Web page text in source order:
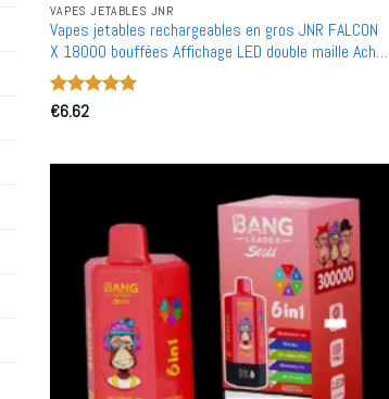
VAPES JETABLES JNR
Vapes jetables rechargeables en gros JNR FALCON
X 18000 bouffées Affichage LED double maille Achat
en bulk
Note
€6.62